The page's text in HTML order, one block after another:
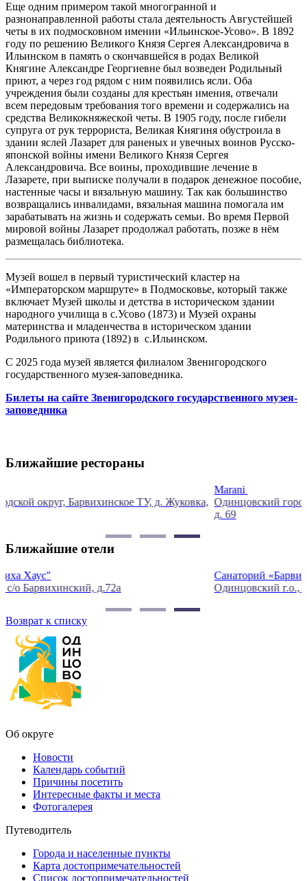
Еще одним примером такой многогранной и
разнонаправленной работы стала деятельность Августейшей
четы в их подмосковном имении «Ильинское-Усово». В 1892
году по решению Великого Князя Сергея Александровича в
Ильинском в память о скончавшейся в родах Великой
Княгине Александре Георгиевне был возведен Родильный
приют, а через год рядом с ним появились ясли. Оба
учреждения были созданы для крестьян имения, отвечали
всем передовым требования того времени и содержались на
средства Великокняжеской четы. В 1905 году, после гибели
супруга от рук террориста, Великая Княгиня обустроила в
здании яслей Лазарет для раненых и увечных воинов Русско-
японской войны имени Великого Князя Сергея
Александровича. Все воины, проходившие лечение в
Лазарете, при выписке получали в подарок денежное пособие,
настенные часы и вязальную машину. Так как большинство
возвращались инвалидами, вязальная машина помогала им
зарабатывать на жизнь и содержать семьи. Во время Первой
мировой войны Лазарет продолжал работать, позже в нём
размещалась библиотека.
Музей вошел в первый туристический кластер на
«Императорском маршруте» в Подмосковье, который также
включает Музей школы и детства в историческом здании
народного училища в с.Усово (1873) и Музей охраны
материнства и младенчества в историческом здании
Родильного приюта (1892) в с.Ильинском.
С 2025 года музей является филиалом Звенигородского
государственного музея-заповедника.
Билеты на сайте Звенигородского государственного музея-
заповедника
Ближайшие рестораны
Одинцовский городской округ, Барвихинское ТУ, д. Жуковка,
Ближайшие отели
Санаторий «Барвиха»
Одинцовский г.о., ст. Барвиха.
Возврат к списку
Об округе
Новости
Календарь событий
Причины посетить
Интересные факты и места
Фотогалерея
Путеводитель
Города и населенные пункты
Карта достопримечательностей
Список достопримечательностей